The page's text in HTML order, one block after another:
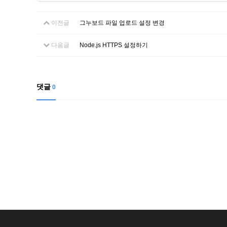
이전글 그누보드 파일 업로드 설정 변경
다음글 Node.js HTTPS 설정하기
댓글 0